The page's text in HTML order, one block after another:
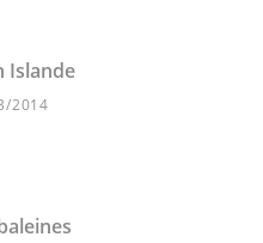
Islande
2014